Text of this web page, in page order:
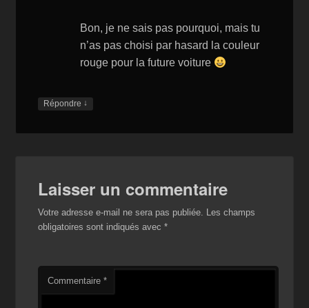
Bon, je ne sais pas pourquoi, mais tu
n’as pas choisi par hasard la couleur
rouge pour la future voiture
Répondre ↓
Laisser un commentaire
Votre adresse e-mail ne sera pas publiée. Les champs
obligatoires sont indiqués avec*
Commentaire*